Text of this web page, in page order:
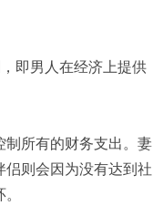
即男人在经济上提供
制所有的财务支出。妻
则会因为没有达到社